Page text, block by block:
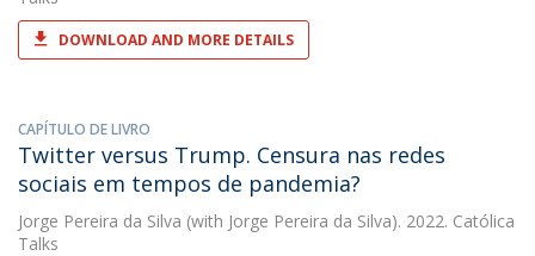
DOWNLOAD AND MORE DETAILS
CAPÍTULO DE LIVRO
Twitter versus Trump. Censura nas redes
sociais em tempos de pandemia?
Jorge Pereira da Silva (with Jorge Pereira da Silva). 2022. Católica
Talks